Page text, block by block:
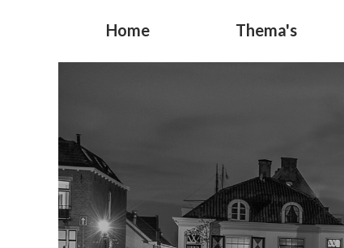
Home Thema's